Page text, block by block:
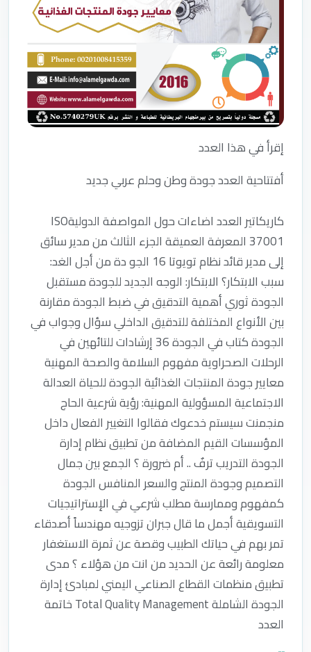
إقرأ في هذا العدد
أفتتاحية العدد جودة وطن وحلم عربي جديد
كاريكاتير العدد اضاءات حول المواصفة الدوليةISO
37001 المعرفة العميقة الجزء الثالث من مدير سائق
إلى مدير قائد نظام تويوتا 16 الجو دة من أجل الغد:
سبب الابتكار؟ الابتكار: الوجه الجديد للجودة مستقبل
الجودة ثوري أهمية التدقيق في ضبط الجودة مقارنة
بين الأنواع المختلفة للتدقيق الداخلي سؤال وجواب في
الجودة كتاب في الجودة 36 إرشادات للتائهين في
الرحلات الصحراوية مفهوم السلامة والصحة المهنية
معايير جودة المنتجات الغذائية الجودة للحياة العدالة
الاجتماعية المسؤولية المهنية: رؤية شرعية الحاج
منجمنت سيستم خدعوك فقالوا التغيير الفعال داخل
المؤسسات القيم المضافة من تطبيق نظام إدارة
الجودة التدريب ترفٌ .. أم ضرورة ؟ الجمع بين جمال
التصميم وجودة المنتج والسعر المنافس الجودة
كمفهوم وممارسة مطلب شرعي في الإستراتيجيات
التسويقية أجمل ما قال جبران تزوجيه مهندساً أصدقاء
تمر بهم في حياتك الطبيب وقصة عن ثمرة الاستغفار
معلومة رائعة عن الحديد من انت من هؤلاء ؟ مدى
تطبيق منظمات القطاع الصناعي اليمني لمبادئ إدارة
الجودة الشاملة Total Quality Management خاتمة
العدد